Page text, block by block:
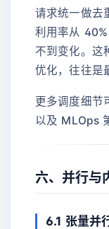
请求统一做去
利用率从
不到变化。这
优化，往往是
更多调度细节
以及 MLOps
六、并行与
6.1 张量并